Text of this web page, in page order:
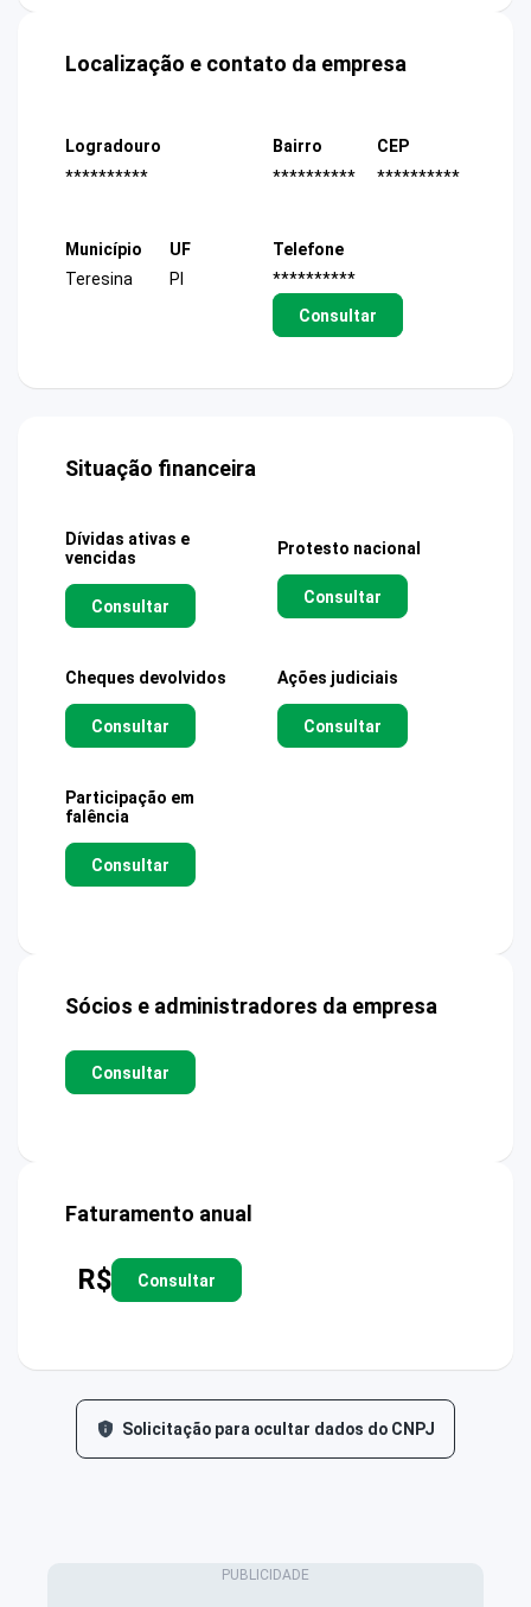
Localização e contato da empresa
Logradouro
**********
Bairro
**********
CEP
**********
Município
Teresina
UF
PI
Telefone
**********
Consultar
Situação financeira
Dívidas ativas e
vencidas
Consultar
Protesto nacional
Consultar
Cheques devolvidos
Consultar
Ações judiciais
Consultar
Participação em
falência
Consultar
Sócios e administradores da empresa
Consultar
Faturamento anual
R$ Consultar
Solicitação para ocultar dados do CNPJ